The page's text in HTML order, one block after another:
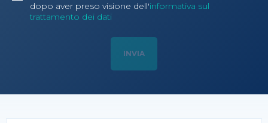
dopo aver preso visione dell'informativa sul
trattamento dei dati